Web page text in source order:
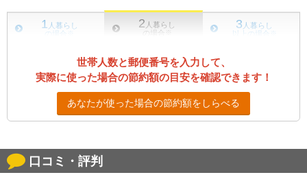
1 人暮らし
の場合
2 人暮らし
の場合
※
3 人暮らし
以上の場合
世帯人数と郵便番号を入力して、
実際に使った場合の節約額の目安を確認できます！
あなたが使った場合の節約額をしらべる
口コミ・評判